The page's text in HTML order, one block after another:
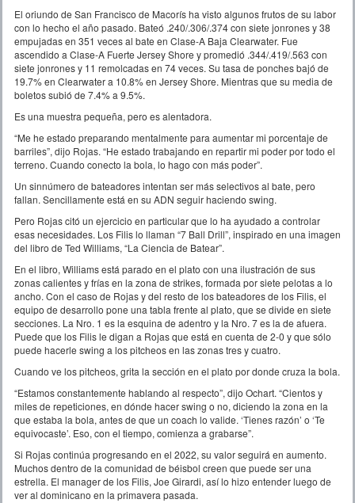
El oriundo de San Francisco de Macorís ha visto algunos frutos de su labor
con lo hecho el año pasado. Bateó .240/.306/.374 con siete jonrones y 38
empujadas en 351 veces al bate en Clase-A Baja Clearwater. Fue
ascendido a Clase-A Fuerte Jersey Shore y promedió .344/.419/.563 con
siete jonrones y 11 remolcadas en 74 veces. Su tasa de ponches bajó de
19.7% en Clearwater a 10.8% en Jersey Shore. Mientras que su media de
boletos subió de 7.4% a 9.5%.
Es una muestra pequeña, pero es alentadora.
“Me he estado preparando mentalmente para aumentar mi porcentaje de
barriles”, dijo Rojas. “He estado trabajando en repartir mi poder por todo el
terreno. Cuando conecto la bola, lo hago con más poder”.
Un sinnúmero de bateadores intentan ser más selectivos al bate, pero
fallan. Sencillamente está en su ADN seguir haciendo swing.
Pero Rojas citó un ejercicio en particular que lo ha ayudado a controlar
esas necesidades. Los Filis lo llaman “7 Ball Drill”, inspirado en una imagen
del libro de Ted Williams, “La Ciencia de Batear”.
En el libro, Williams está parado en el plato con una ilustración de sus
zonas calientes y frías en la zona de strikes, formada por siete pelotas a lo
ancho. Con el caso de Rojas y del resto de los bateadores de los Filis, el
equipo de desarrollo pone una tabla frente al plato, que se divide en siete
secciones. La Nro. 1 es la esquina de adentro y la Nro. 7 es la de afuera.
Puede que los Filis le digan a Rojas que está en cuenta de 2-0 y que sólo
puede hacerle swing a los pitcheos en las zonas tres y cuatro.
Cuando ve los pitcheos, grita la sección en el plato por donde cruza la bola.
“Estamos constantemente hablando al respecto”, dijo Ochart. “Cientos y
miles de repeticiones, en dónde hacer swing o no, diciendo la zona en la
que estaba la bola, antes de que un coach lo valide. ‘Tienes razón’ o ‘Te
equivocaste’. Eso, con el tiempo, comienza a grabarse”.
Si Rojas continúa progresando en el 2022, su valor seguirá en aumento.
Muchos dentro de la comunidad de béisbol creen que puede ser una
estrella. El manager de los Filis, Joe Girardi, así lo hizo entender luego de
ver al dominicano en la primavera pasada.